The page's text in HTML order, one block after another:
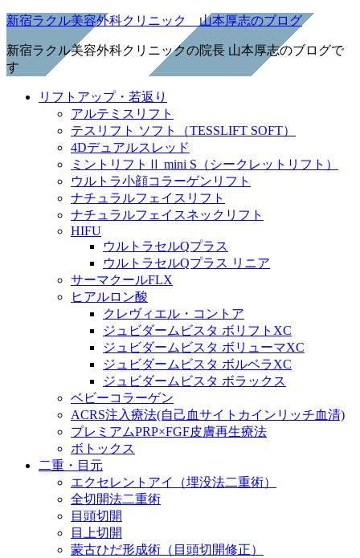
新宿ラクル美容外科クリニック 山本厚志のブログ
新宿ラクル美容外科クリニックの院長 山本厚志のブログで
す
リフトアップ・若返り
アルテミスリフト
テスリフト ソフト（TESSLIFT SOFT）
4Dデュアルスレッド
ミントリフトⅡ mini S（シークレットリフト）
ウルトラ小顔コラーゲンリフト
ナチュラルフェイスリフト
ナチュラルフェイスネックリフト
HIFU
ウルトラセルQプラス
ウルトラセルQプラス リニア
サーマクールFLX
ヒアルロン酸
クレヴィエル・コントア
ジュビダームビスタ ボリフトXC
ジュビダームビスタ ボリューマXC
ジュビダームビスタ ボルベラXC
ジュビダームビスタ ボラックス
ベビーコラーゲン
ACRS注入療法(自己血サイトカインリッチ血清)
プレミアムPRP×FGF皮膚再生療法
ボトックス
二重・目元
エクセレントアイ（埋没法二重術）
全切開法二重術
目頭切開
目上切開
蒙古ひだ形成術（目頭切開修正）